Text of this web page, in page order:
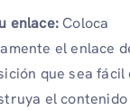
enlace:Coloca
el enlace
que sea
el